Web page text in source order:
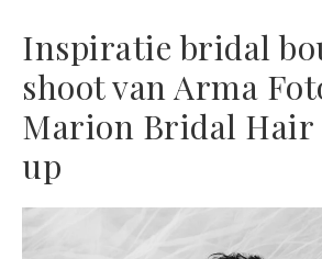
Inspiratie bridal
shoot van Arma
Marion Bridal
up